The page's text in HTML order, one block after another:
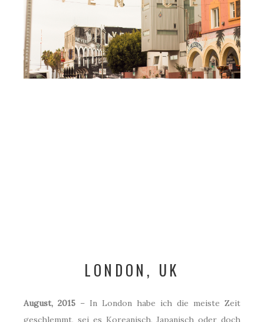
LONDON, UK
August, 2015 – In London habe ich die meiste Zeit
geschlemmt, sei es Koreanisch, Japanisch oder doch